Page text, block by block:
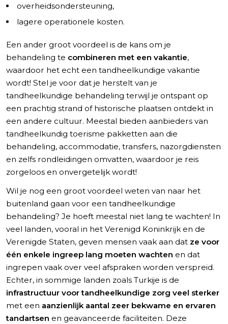
overheidsondersteuning,
lagere operationele kosten.
Een ander groot voordeel is de kans om je
behandeling te combineren met een vakantie,
waardoor het echt een tandheelkundige vakantie
wordt! Stel je voor dat je herstelt van je
tandheelkundige behandeling terwijl je ontspant op
een prachtig strand of historische plaatsen ontdekt in
een andere cultuur. Meestal bieden aanbieders van
tandheelkundig toerisme pakketten aan die
behandeling, accommodatie, transfers, nazorgdiensten
en zelfs rondleidingen omvatten, waardoor je reis
zorgeloos en onvergetelijk wordt!
Wil je nog een groot voordeel weten van naar het
buitenland gaan voor een tandheelkundige
behandeling? Je hoeft meestal niet lang te wachten! In
veel landen, vooral in het Verenigd Koninkrijk en de
Verenigde Staten, geven mensen vaak aan dat ze voor
één enkele ingreep lang moeten wachten en dat
ingrepen vaak over veel afspraken worden verspreid.
Echter, in sommige landen zoals Turkije is de
infrastructuur voor tandheelkundige zorg veel sterker
met een aanzienlijk aantal zeer bekwame en ervaren
tandartsen en geavanceerde faciliteiten. Deze